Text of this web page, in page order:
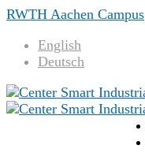
RWTH Aachen Campus
English
Deutsch